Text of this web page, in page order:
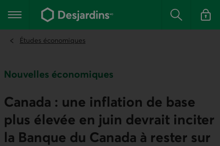
contenu
Menu principal Rechercher
Se
Études économiques
Nouvelles économiques
Canada : une inflation de base
plus élevée en juin devrait inciter
la Banque du Canada à rester sur